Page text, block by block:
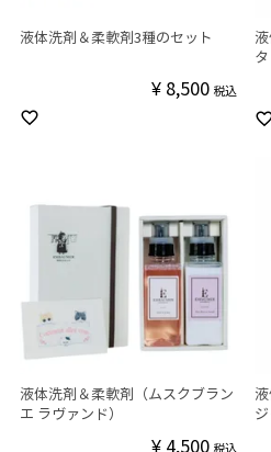
液体洗剤＆柔軟剤3種のセット
¥ 8,500 税込
液体洗剤＆柔軟剤（ムスクブラン
エ ラヴァンド）
¥ 4,500 税込